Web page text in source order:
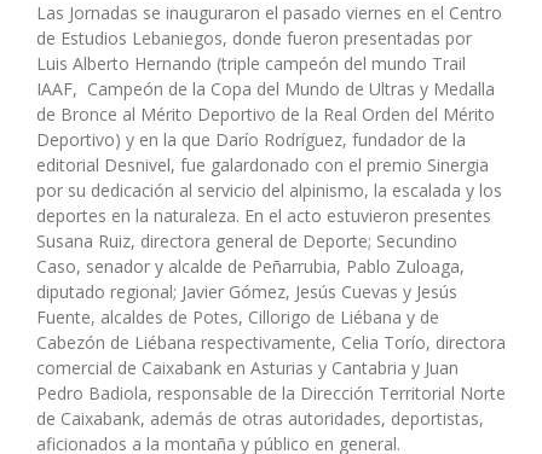
Las Jornadas se inauguraron el pasado viernes en el Centro
de Estudios Lebaniegos, donde fueron presentadas por
Luis Alberto Hernando (triple campeón del mundo Trail
IAAF, ​ Campeón de la Copa del Mundo de Ultras y Medalla
de Bronce al Mérito Deportivo​ de la Real Orden del Mérito
Deportivo) y en la que Darío Rodríguez, fundador de la
editorial Desnivel, fue galardonado con el premio Sinergia
por su dedicación al servicio del alpinismo, la escalada y los
deportes en la naturaleza. En el acto estuvieron presentes
Susana Ruiz, directora general de Deporte; Secundino
Caso, senador y alcalde de Peñarrubia, Pablo Zuloaga,
diputado regional; Javier Gómez, Jesús Cuevas y Jesús
Fuente, alcaldes de Potes, Cillorigo de Liébana y de
Cabezón de Liébana respectivamente, Celia Torío, directora
comercial de Caixabank en Asturias y Cantabria y Juan
Pedro Badiola, responsable de la Dirección Territorial Norte
de Caixabank, además de otras autoridades, deportistas,
aficionados a la montaña y público en general.